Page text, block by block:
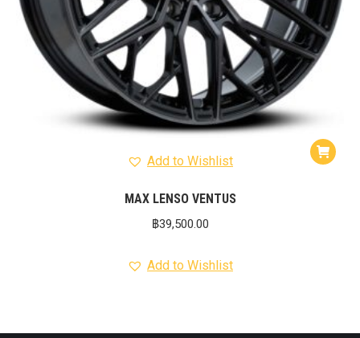
Add to Wishlist
MAX LENSO VENTUS
฿39,500.00
Add to Wishlist